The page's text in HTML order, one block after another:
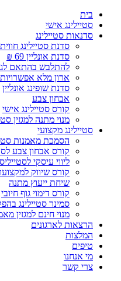
בית
סטיילינג אישי
סדנאות סטיילינג
סדנת סטיילינג
סדנת אונליין 69 ₪
להתלבש בהתאם
ארון מלא אפשרויות
סדנת שופינג אונליין
אבחון צבע
קורס סטיילינג אישי
מנוי מתנה למגזין
סטיילינג מקצועי
הסמכת מאמנות
קורס אבחון צבע
ליווי עיסקי
קורס שיווק
שיחת ייעוץ מתנה
קורס דימוי גוף חיובי
סמינר סטיילינג
מנוי חינם למגזין
הרצאות לארגונים
המלצות
טיפים
מי אנחנו
צרי קשר